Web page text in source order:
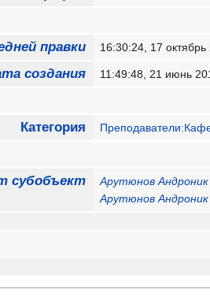
правки 16:30:24, 17 октябрь
создания 11:49:48, 21 июнь
Категория
субобъект Арутюнов
Арутюнов